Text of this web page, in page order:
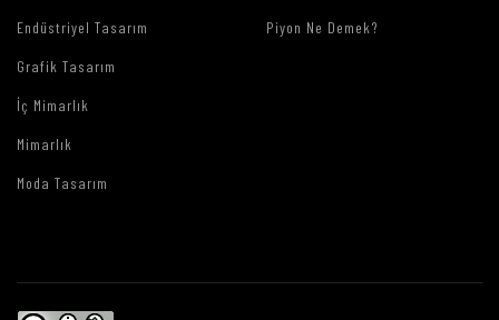
Endüstriyel Tasarım
Grafik Tasarım
İç Mimarlık
Mimarlık
Moda Tasarım
Piyon Ne Demek?